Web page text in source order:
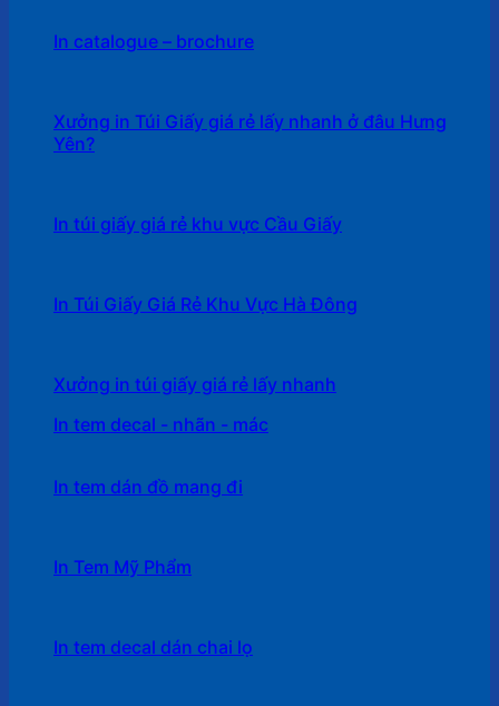
In catalogue – brochure
Xưởng in Túi Giấy giá rẻ lấy nhanh ở đâu Hưng
Yên?
In túi giấy giá rẻ khu vực Cầu Giấy
In Túi Giấy Giá Rẻ Khu Vực Hà Đông
Xưởng in túi giấy giá rẻ lấy nhanh
In tem decal - nhãn - mác
In tem dán đồ mang đi
In Tem Mỹ Phẩm
In tem decal dán chai lọ